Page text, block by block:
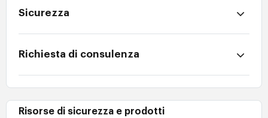
Sicurezza
Richiesta di consulenza
Risorse di sicurezza e prodotti